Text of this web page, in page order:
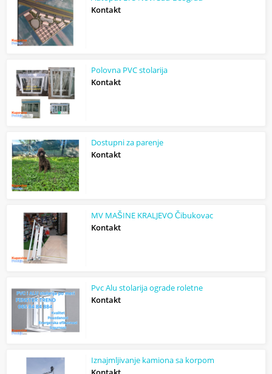
Kontakt
Polovna PVC stolarija
Kontakt
Dostupni za parenje
Kontakt
MV MAŠINE KRALJEVO Čibukovac
Kontakt
Pvc Alu stolarija ograde roletne
Kontakt
Iznajmljivanje kamiona sa korpom